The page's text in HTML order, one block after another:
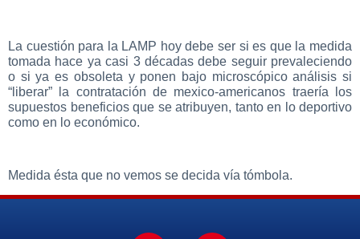
La cuestión para la LAMP hoy debe ser si es que la medida
tomada hace ya casi 3 décadas debe seguir prevaleciendo
o si ya es obsoleta y ponen bajo microscópico análisis si
“liberar” la contratación de mexico-americanos traería los
supuestos beneficios que se atribuyen, tanto en lo deportivo
como en lo económico.
Medida ésta que no vemos se decida vía tómbola.